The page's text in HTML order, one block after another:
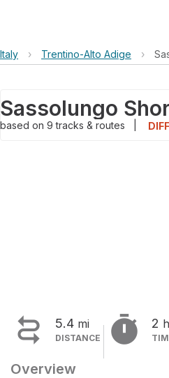
Italy › Trentino-Alto Adige ›
Sassolungo
based on 9tracks & routes
 5.4 mi
DISTANCE  2
Overview